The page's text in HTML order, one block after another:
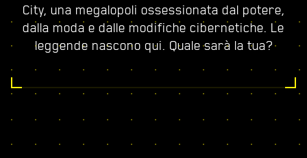
City, una megalopoli ossessionata dal potere,
dalla moda e dalle modifiche cibernetiche. Le
leggende nascono qui. Quale sarà la tua?